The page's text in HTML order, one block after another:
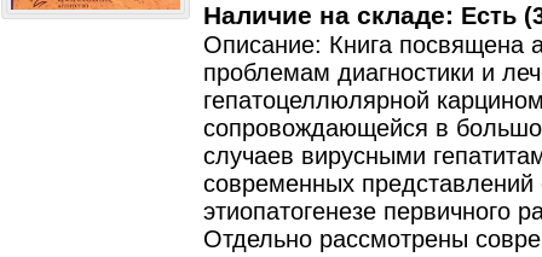
Наличие на складе: Есть
Описание: Книга посвящена
проблемам диагностики и
гепатоцеллюлярной
сопровождающейся в
случаев вирусными
современных представлений
этиопатогенезе первичного
Отдельно рассмотрены